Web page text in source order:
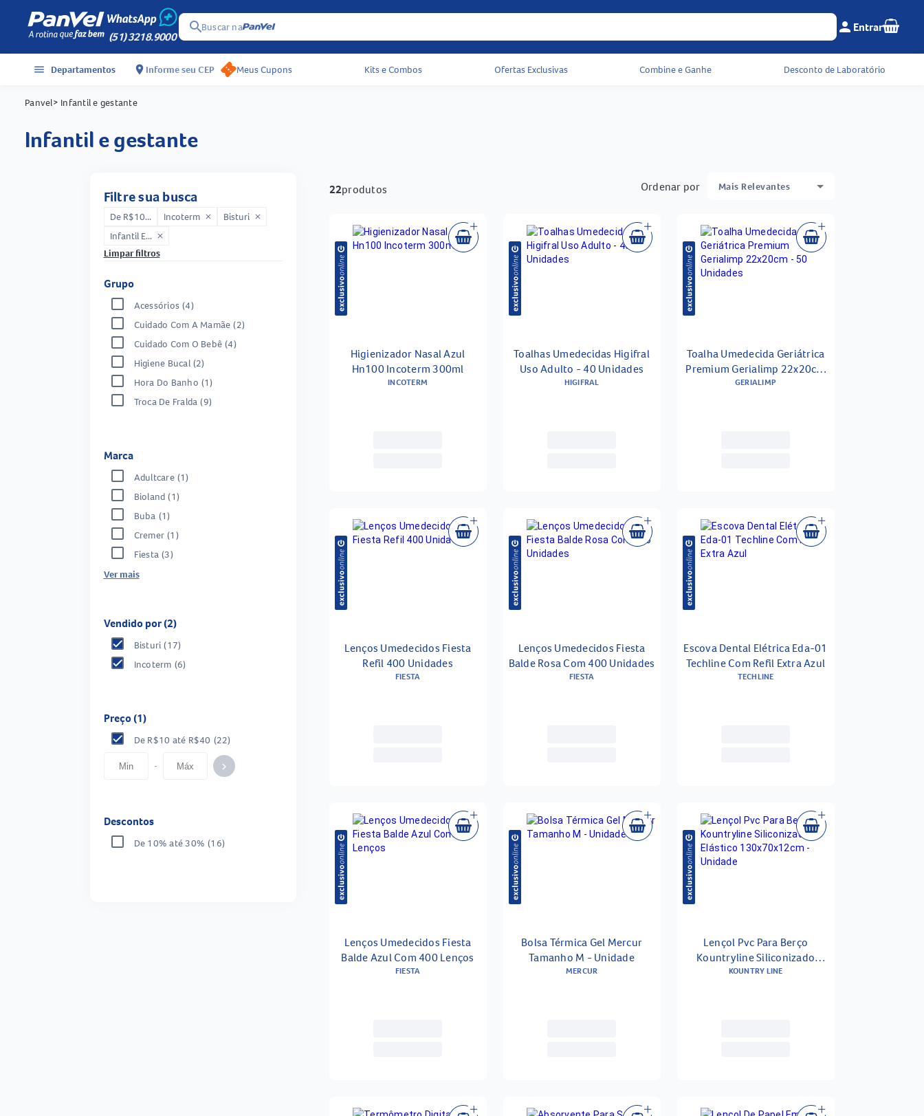
(51) 3218.9000
searchBuscar na Menu do cliente e
person Entrar Seu
Acessos rápidos do cabeçalho
menu Departamentos location_on Informe seu CEP Meus Cupons Kits e Combos Ofertas Exclusivas Combine e Ganhe Desconto de Laboratório
Panvel> Infantil e gestante
infantil e gestante
Filtre sua busca
De R$10... Incoterm close Bisturi close
Infantil E... close
Limpar filtros
Grupo
Acessórios (4)
Cuidado Com A Mamãe (2)
Cuidado Com O Bebê (4)
Higiene Bucal (2)
Hora Do Banho (1)
Troca De Fralda (9)
Marca
Adultcare (1)
Bioland (1)
Buba (1)
Cremer (1)
Fiesta (3)
Ver mais
Vendido por (2)
Bisturi (17)
Incoterm (6)
Preço (1)
De R$10 até R$40 (22)
- keyboard_arrow_right
Descontos
De 10% até 30% (16)
22produtos Ordenar por Mais Relevantes
Higienizador Nasal Azul
Hn100 Incoterm 300ml
INCOTERM
Toalhas Umedecidas Higifral
Uso Adulto - 40 Unidades
HIGIFRAL
Toalha Umedecida Geriátrica
Premium Gerialimp 22x20cm
- 50 Unidades
GERIALIMP
Lenços Umedecidos Fiesta
Refil 400 Unidades
FIESTA
Lenços Umedecidos Fiesta
Balde Rosa Com 400 Unidades
FIESTA
Escova Dental Elétrica Eda-01
Techline Com Refil Extra Azul
TECHLINE
Lenços Umedecidos Fiesta
Balde Azul Com 400 Lenços
FIESTA
Bolsa Térmica Gel Mercur
Tamanho M - Unidade
MERCUR
Lençol Pvc Para Berço
Kountryline Siliconizado
Elástico 130x70x12cm -
KOUNTRY LINE